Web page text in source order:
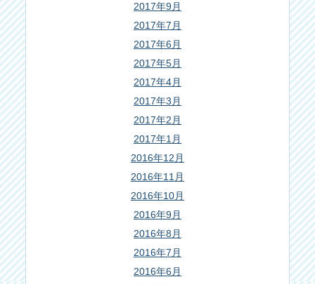
2017年9月
2017年7月
2017年6月
2017年5月
2017年4月
2017年3月
2017年2月
2017年1月
2016年12月
2016年11月
2016年10月
2016年9月
2016年8月
2016年7月
2016年6月